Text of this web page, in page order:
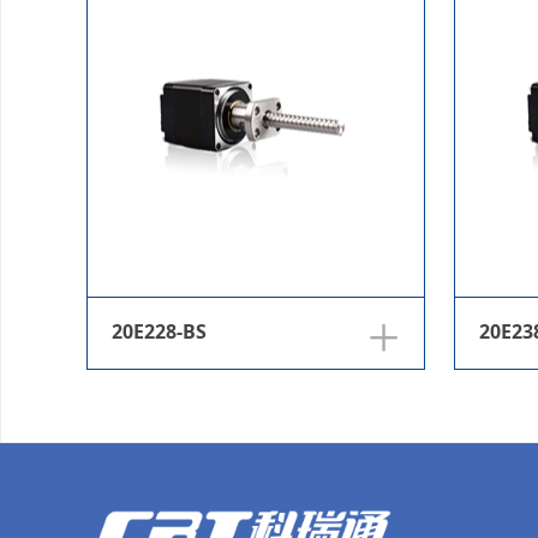
+
20E228-BS